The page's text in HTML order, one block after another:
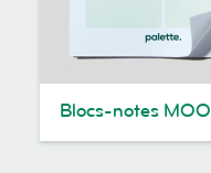
Blocs-notes MOO